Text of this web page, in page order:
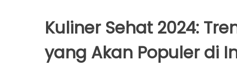
Kuliner Sehat 2024:
yang Akan Populer di